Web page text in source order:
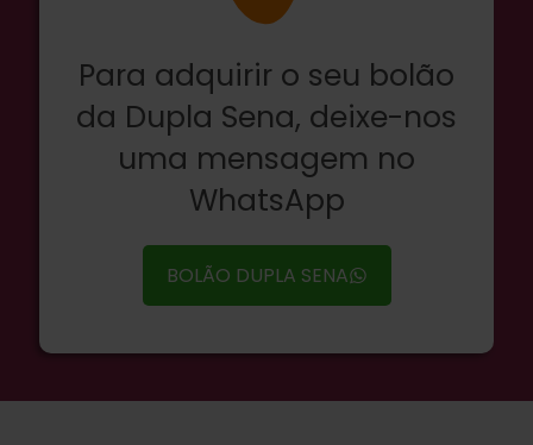
Para adquirir o seu bolão
da Dupla Sena, deixe-nos
uma mensagem no
WhatsApp
BOLÃO DUPLA SENA